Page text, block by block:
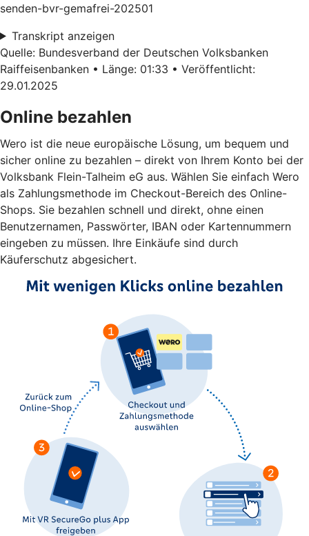
senden-bvr-gemafrei-202501
Transkript anzeigen
Quelle: Bundesverband der Deutschen Volksbanken
Raiffeisenbanken • Länge: 01:33 • Veröffentlicht:
29.01.2025
Online bezahlen
Wero ist die neue europäische Lösung, um bequem und
sicher online zu bezahlen – direkt von Ihrem Konto bei der
Volksbank Flein-Talheim eG aus. Wählen Sie einfach Wero
als Zahlungsmethode im Checkout-Bereich des Online-
Shops. Sie bezahlen schnell und direkt, ohne einen
Benutzernamen, Passwörter, IBAN oder Kartennummern
eingeben zu müssen. Ihre Einkäufe sind durch
Käuferschutz abgesichert.